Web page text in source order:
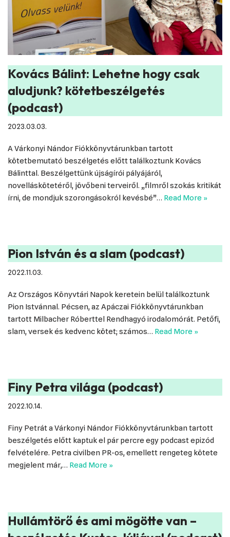
Kovács Bálint: Lehetne hogy csak
aludjunk? kötetbeszélgetés
(podcast)
2023.03.03.
A Várkonyi Nándor Fiókkönyvtárunkban tartott
kötetbemutató beszélgetés előtt találkoztunk Kovács
Bálinttal. Beszélgettünk újságírói pályájáról,
novelláskötetéről, jövőbeni terveiről. „filmről szokás kritikát
írni, de mondjuk szorongásokról kevésbé”… Read More »
Pion István és a slam (podcast)
2022.11.03.
Az Országos Könyvtári Napok keretein belül találkoztunk
Pion Istvánnal. Pécsen, az Apáczai Fiókkönyvtárunkban
tartott Milbacher Róberttel Rendhagyó irodalomórát. Petőfi,
slam, versek és kedvenc kötet; számos… Read More »
Finy Petra világa (podcast)
2022.10.14.
Finy Petrát a Várkonyi Nándor Fiókkönyvtárunkban tartott
beszélgetés előtt kaptuk el pár percre egy podcast epizód
felvételére. Petra civilben PR-os, emellett rengeteg kötete
megjelent már,… Read More »
Hullámtörő és ami mögötte van –